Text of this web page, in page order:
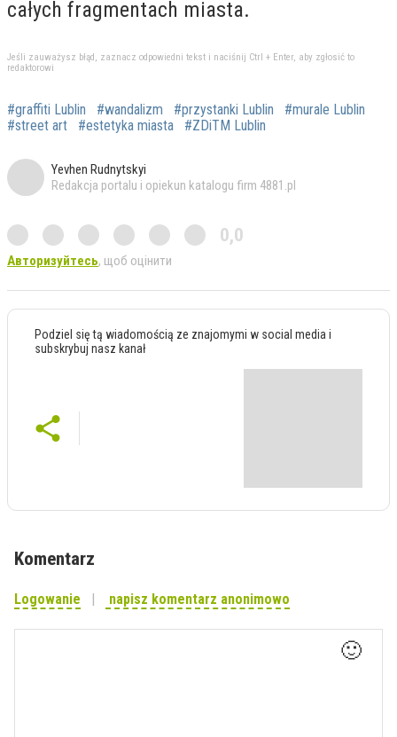
całych fragmentach miasta.
Jeśli zauważysz błąd, zaznacz odpowiedni tekst i naciśnij Ctrl + Enter, aby zgłosić to
redaktorowi
#graffiti Lublin #wandalizm #przystanki Lublin
#murale Lublin
#street art
#estetyka miasta #ZDiTM Lublin
Yevhen Rudnytskyi
Redakcja portalu i opiekun katalogu firm 4881.pl
0,0
Авторизуйтесь, щоб оцінити
Podziel się tą wiadomością ze znajomymi w social media i
subskrybuj nasz kanał
Komentarz
Logowanie napisz komentarz anonimowo
🙂